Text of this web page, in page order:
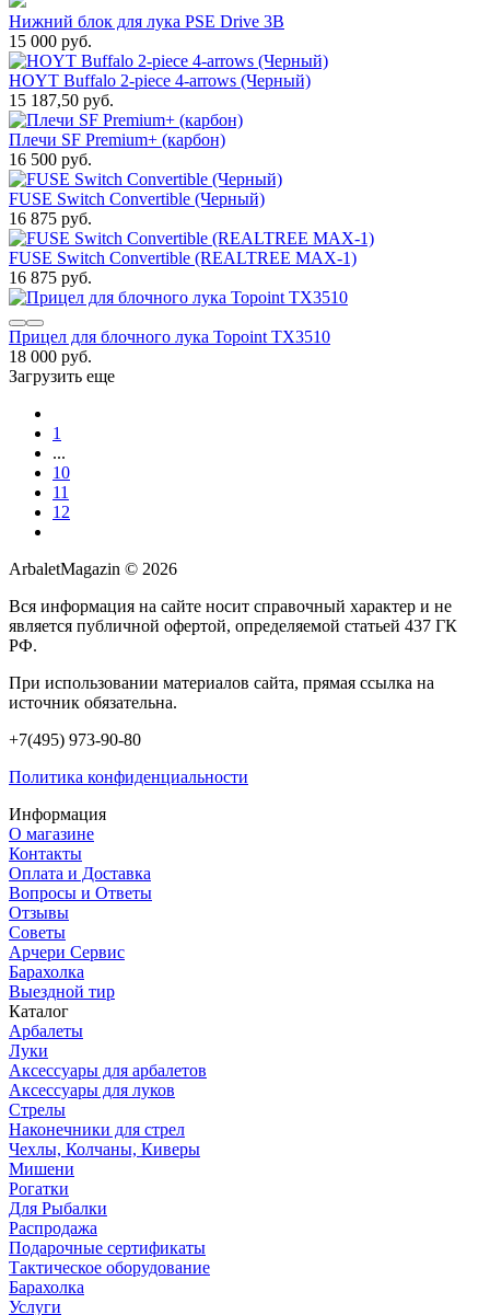
Нижний блок для лука PSE Drive 3B
15 000 руб.
HOYT Buffalo 2-piece 4-arrows (Черный)
15 187,50 руб.
Плечи SF Premium+ (карбон)
16 500 руб.
FUSE Switch Convertible (Черный)
16 875 руб.
FUSE Switch Convertible (REALTREE MAX-1)
16 875 руб.
Прицел для блочного лука Topoint TX3510
18 000 руб.
Загрузить еще
1
...
10
11
12
ArbaletMagazin © 2026
Вся информация на сайте носит справочный характер и не
является публичной офертой, определяемой статьей 437 ГК
РФ.
При использовании материалов сайта, прямая ссылка на
источник обязательна.
+7(495) 973-90-80
Политика конфиденциальности
Информация
О магазине
Контакты
Оплата и Доставка
Вопросы и Ответы
Отзывы
Советы
Арчери Сервис
Барахолка
Выездной тир
Каталог
Арбалеты
Луки
Аксессуары для арбалетов
Аксессуары для луков
Стрелы
Наконечники для стрел
Чехлы, Колчаны, Киверы
Мишени
Рогатки
Для Рыбалки
Распродажа
Подарочные сертификаты
Тактическое оборудование
Барахолка
Услуги